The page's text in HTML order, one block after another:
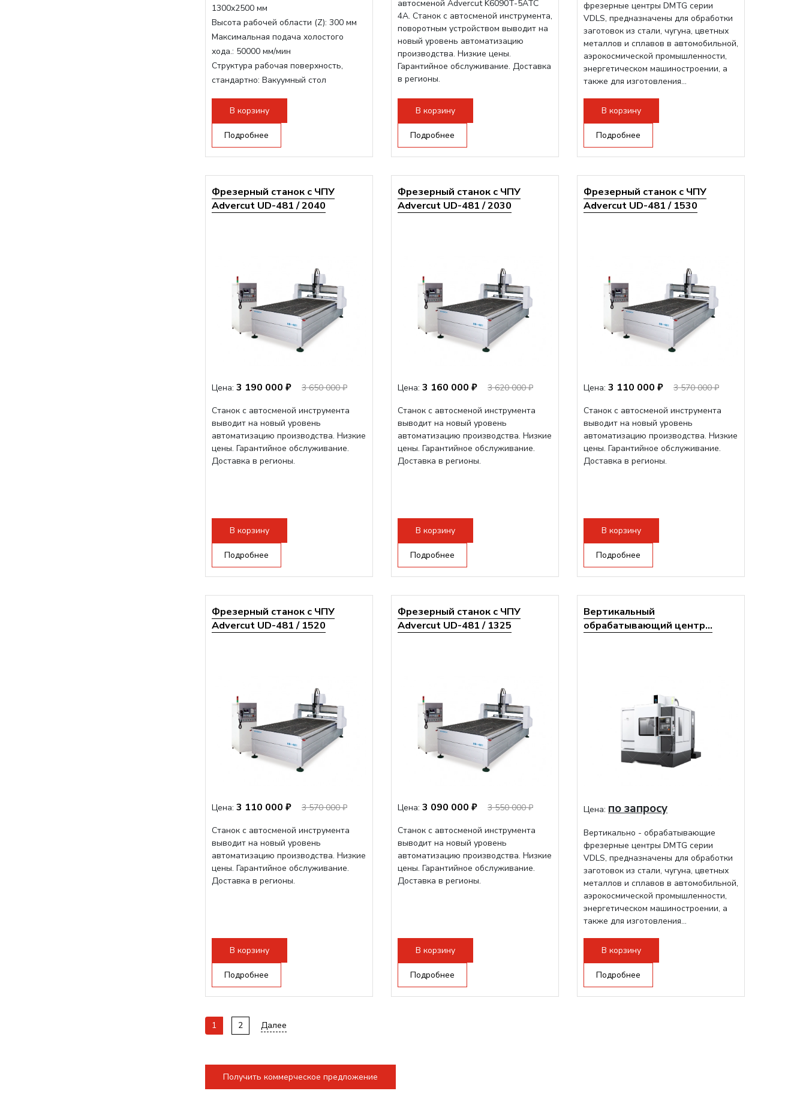
1300x2500 мм
Высота рабочей области (Z): 300 мм
Максимальная подача холостого
хода.: 50000 мм/мин
Структура рабочая поверхность,
стандартно: Вакуумный стол
Мощность инвертора:
Охлаждение шпинделя:
В корзину
Подробнее
автосменой Advercut K6090T-5ATC
4A. Станок с автосменой инструмента,
поворотным устройством выводит на
новый уровень автоматизацию
производства. Низкие цены.
Гарантийное обслуживание. Доставка
в регионы.
В корзину
Подробнее
фрезерные центры DMTG серии
VDLS, предназначены для обработки
заготовок из стали, чугуна, цветных
металлов и сплавов в автомобильной,
аэрокосмической промышленности,
энергетическом машиностроении, а
также для изготовления...
В корзину
Подробнее
Фрезерный станок с ЧПУ
Advercut UD-481 / 2040
Цена: 3 190 000 ₽
3 650 000 ₽
Станок с автосменой инструмента
выводит на новый уровень
автоматизацию производства. Низкие
цены. Гарантийное обслуживание.
Доставка в регионы.
В корзину
Подробнее
Фрезерный станок с ЧПУ
Advercut UD-481 / 2030
Цена: 3 160 000 ₽
3 620 000 ₽
Станок с автосменой инструмента
выводит на новый уровень
автоматизацию производства. Низкие
цены. Гарантийное обслуживание.
Доставка в регионы.
В корзину
Подробнее
Фрезерный станок с ЧПУ
Advercut UD-481 / 1530
Цена: 3 110 000 ₽
3 570 000 ₽
Станок с автосменой инструмента
выводит на новый уровень
автоматизацию производства. Низкие
цены. Гарантийное обслуживание.
Доставка в регионы.
В корзину
Подробнее
Фрезерный станок с ЧПУ
Advercut UD-481 / 1520
Цена: 3 110 000 ₽
3 570 000 ₽
Станок с автосменой инструмента
выводит на новый уровень
автоматизацию производства. Низкие
цены. Гарантийное обслуживание.
Доставка в регионы.
В корзину
Подробнее
Фрезерный станок с ЧПУ
Advercut UD-481 / 1325
Цена: 3 090 000 ₽
3 550 000 ₽
Станок с автосменой инструмента
выводит на новый уровень
автоматизацию производства. Низкие
цены. Гарантийное обслуживание.
Доставка в регионы.
В корзину
Подробнее
Вертикальный
обрабатывающий центр...
Цена: по запросу
Вертикально - обрабатывающие
фрезерные центры DMTG серии
VDLS, предназначены для обработки
заготовок из стали, чугуна, цветных
металлов и сплавов в автомобильной,
аэрокосмической промышленности,
энергетическом машиностроении, а
также для изготовления...
В корзину
Подробнее
1 2 Далее
Получить коммерческое предложение